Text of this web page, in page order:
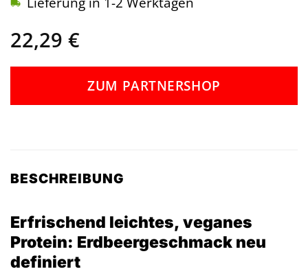
22,29 €
ZUM PARTNERSHOP
BESCHREIBUNG
Erfrischend leichtes, veganes
Protein: Erdbeergeschmack neu
definiert